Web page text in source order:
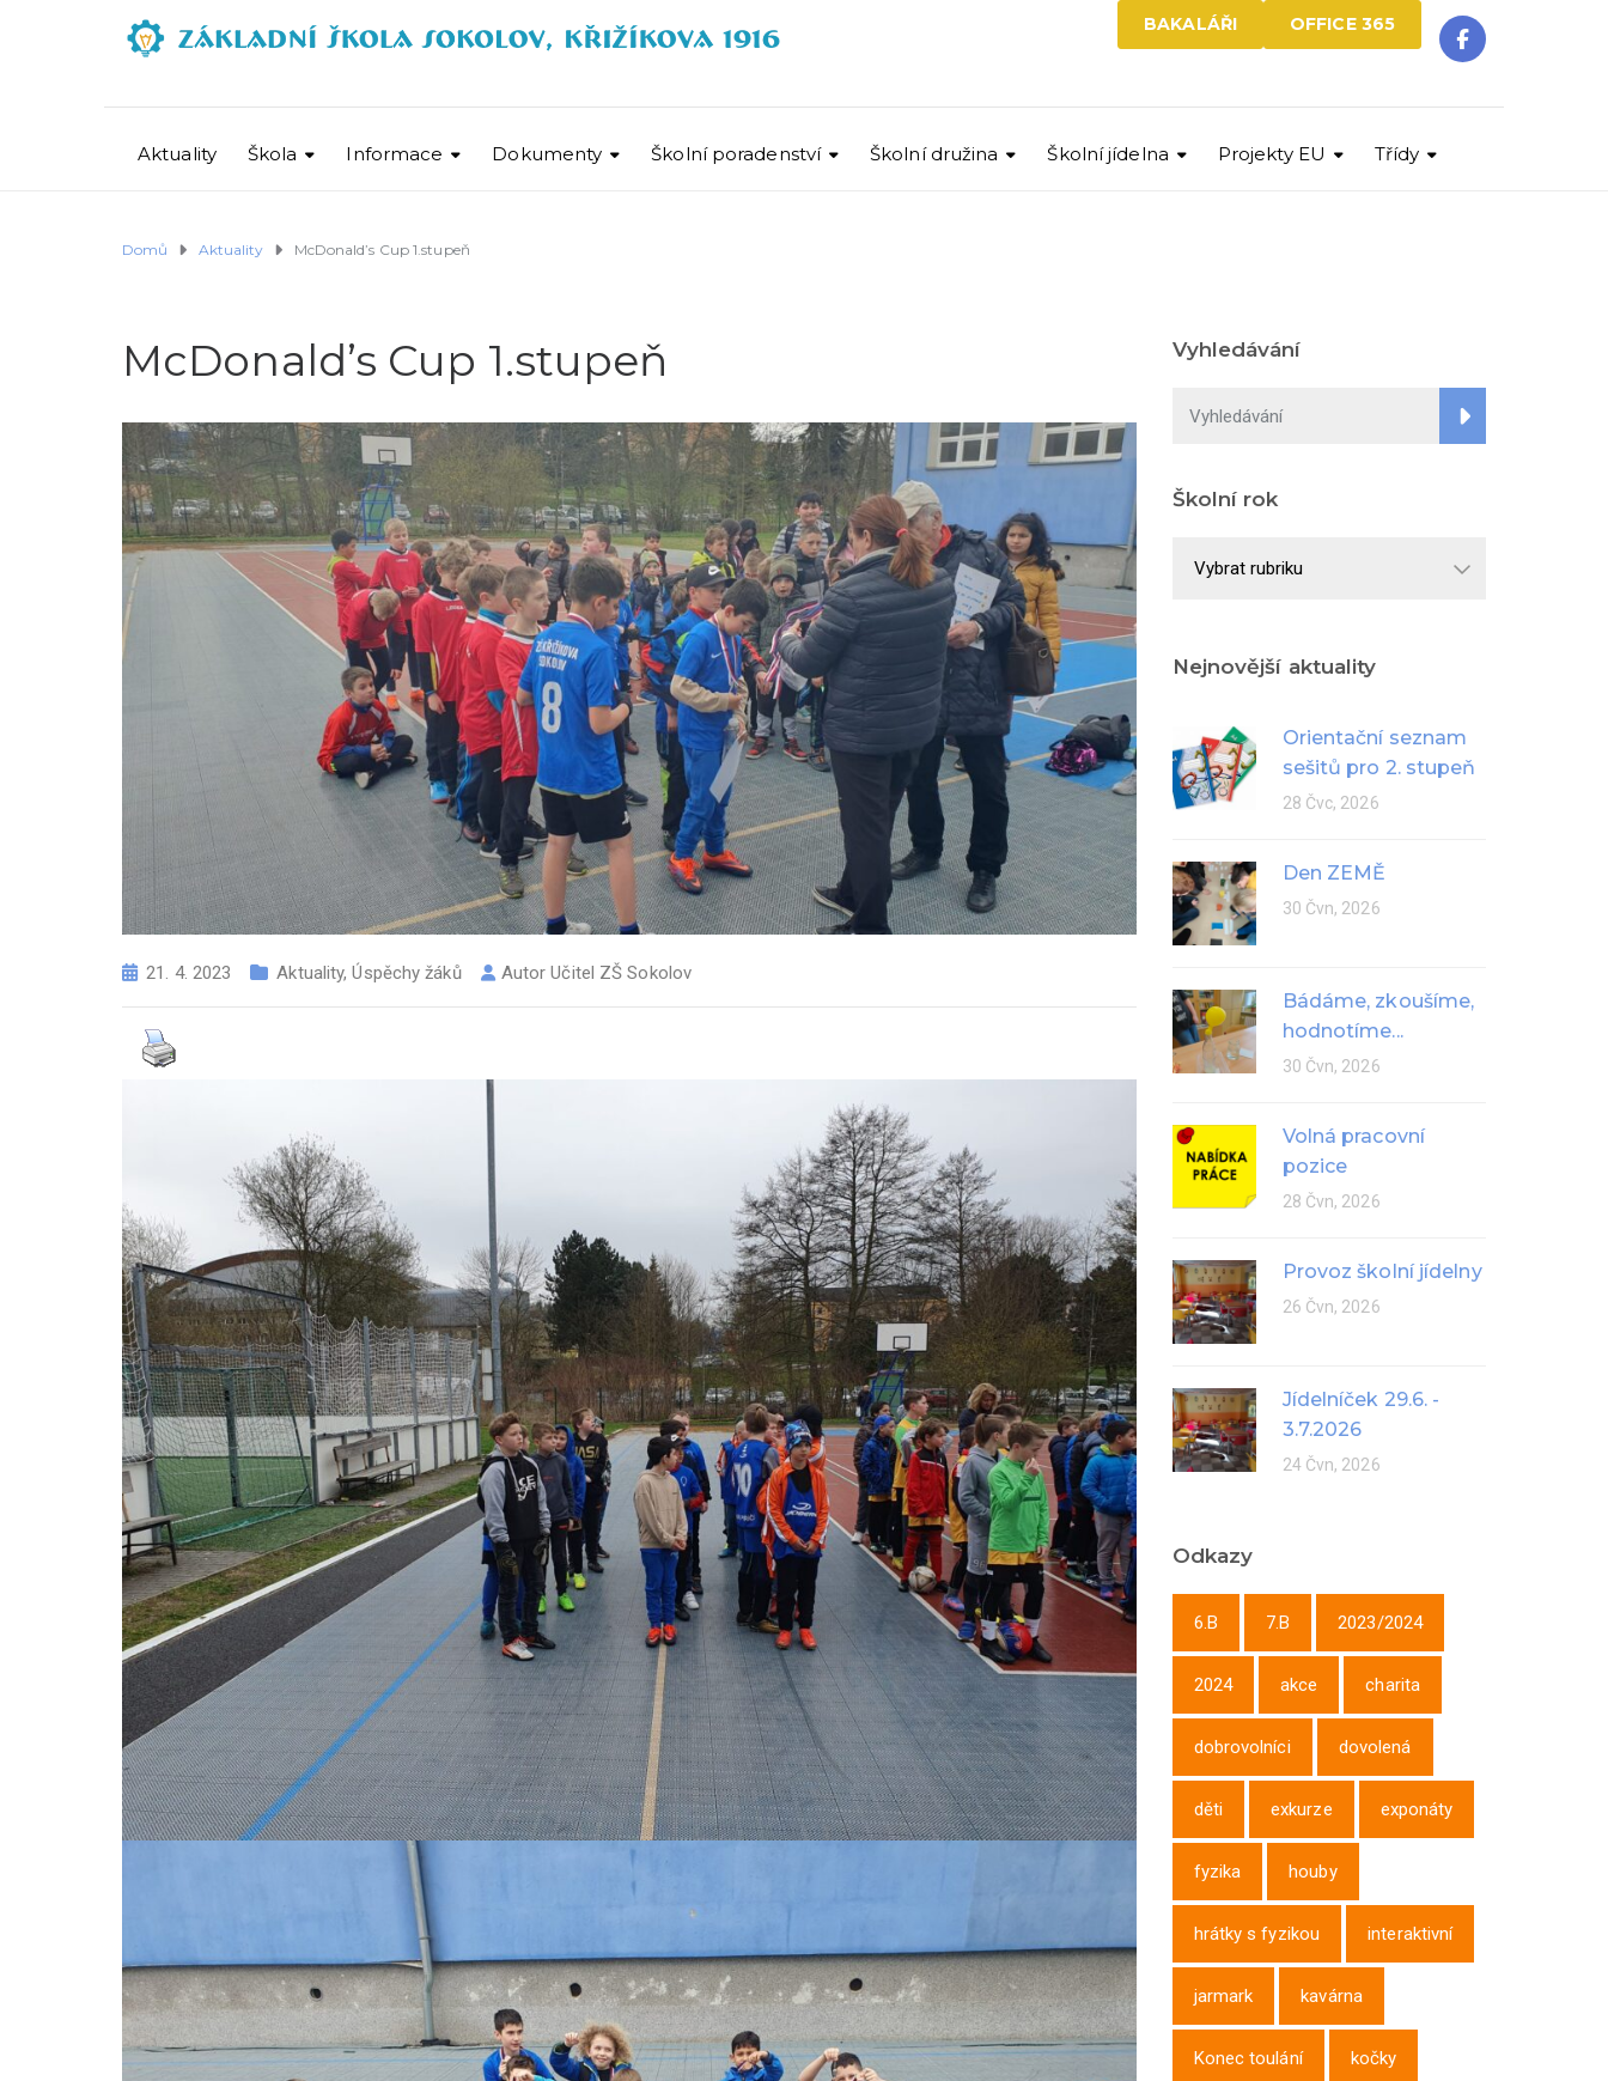
OFFICE 365
BAKALÁŘI
Aktuality Škola Informace Dokumenty Školní poradenství Školní družina Školní jídelna Projekty EU Třídy
Domů Aktuality McDonald’s Cup 1.stupeň
McDonald’s Cup 1.stupeň
21. 4. 2023 Aktuality,Úspěchy žáků AutorUčitel ZŠ Sokolov
Vyhledávání
Školní rok
Nejnovější aktuality
Orientační seznam
sešitů pro 2. stupeň
28 Čvc, 2026
Den ZEMĚ
30 Čvn, 2026
Bádáme, zkoušíme,
hodnotíme...
30 Čvn, 2026
Volná pracovní
pozice
28 Čvn, 2026
Provoz školní jídelny
26 Čvn, 2026
Jídelníček 29.6. -
3.7.2026
24 Čvn, 2026
Odkazy
6.B 7.B 2023/2024
2024 akce charita
dobrovolníci dovolená
děti exkurze exponáty
fyzika houby
hrátky s fyzikou interaktivní
jarmark kavárna
Konec toulání kočky